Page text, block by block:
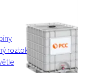
roztok s